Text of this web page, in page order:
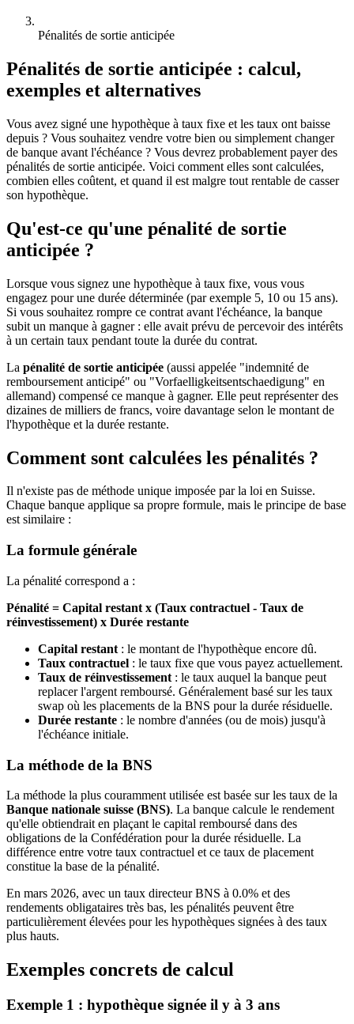
Pénalités de sortie anticipée
Pénalités de sortie anticipée : calcul,
exemples et alternatives
Vous avez signé une hypothèque à taux fixe et les taux ont baisse
depuis ? Vous souhaitez vendre votre bien ou simplement changer
de banque avant l'échéance ? Vous devrez probablement payer des
pénalités de sortie anticipée. Voici comment elles sont calculées,
combien elles coûtent, et quand il est malgre tout rentable de casser
son hypothèque.
Qu'est-ce qu'une pénalité de sortie
anticipée ?
Lorsque vous signez une hypothèque à taux fixe, vous vous
engagez pour une durée déterminée (par exemple 5, 10 ou 15 ans).
Si vous souhaitez rompre ce contrat avant l'échéance, la banque
subit un manque à gagner : elle avait prévu de percevoir des intérêts
à un certain taux pendant toute la durée du contrat.
La pénalité de sortie anticipée (aussi appelée "indemnité de
remboursement anticipé" ou "Vorfaelligkeitsentschaedigung" en
allemand) compensé ce manque à gagner. Elle peut représenter des
dizaines de milliers de francs, voire davantage selon le montant de
l'hypothèque et la durée restante.
Comment sont calculées les pénalités ?
Il n'existe pas de méthode unique imposée par la loi en Suisse.
Chaque banque applique sa propre formule, mais le principe de base
est similaire :
La formule générale
La pénalité correspond a :
Pénalité = Capital restant x (Taux contractuel - Taux de
réinvestissement) x Durée restante
Capital restant : le montant de l'hypothèque encore dû.
Taux contractuel : le taux fixe que vous payez actuellement.
Taux de réinvestissement : le taux auquel la banque peut
replacer l'argent remboursé. Généralement basé sur les taux
swap où les placements de la BNS pour la durée résiduelle.
Durée restante : le nombre d'années (ou de mois) jusqu'à
l'échéance initiale.
La méthode de la BNS
La méthode la plus couramment utilisée est basée sur les taux de la
Banque nationale suisse (BNS). La banque calcule le rendement
qu'elle obtiendrait en plaçant le capital remboursé dans des
obligations de la Confédération pour la durée résiduelle. La
différence entre votre taux contractuel et ce taux de placement
constitue la base de la pénalité.
En mars 2026, avec un taux directeur BNS à 0.0% et des
rendements obligataires très bas, les pénalités peuvent être
particulièrement élevées pour les hypothèques signées à des taux
plus hauts.
Exemples concrets de calcul
Exemple 1 : hypothèque signée il y à 3 ans